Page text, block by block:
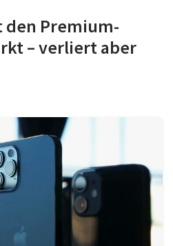
Premium-
– verliert aber